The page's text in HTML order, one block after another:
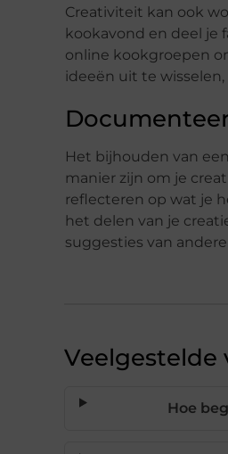
Creativiteit kan ook
kookavond en deel je
online kookgroepen
ideeën uit te
Het bijhouden van
manier zijn om je
reflecteren op wat je
het delen van je
suggesties van
Veelgestelde
Hoe